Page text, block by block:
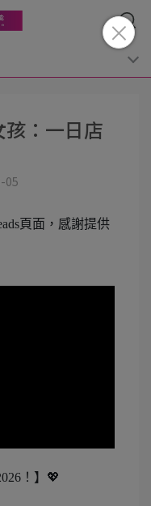
：一日店
05
頁面，感謝提供
！】💖